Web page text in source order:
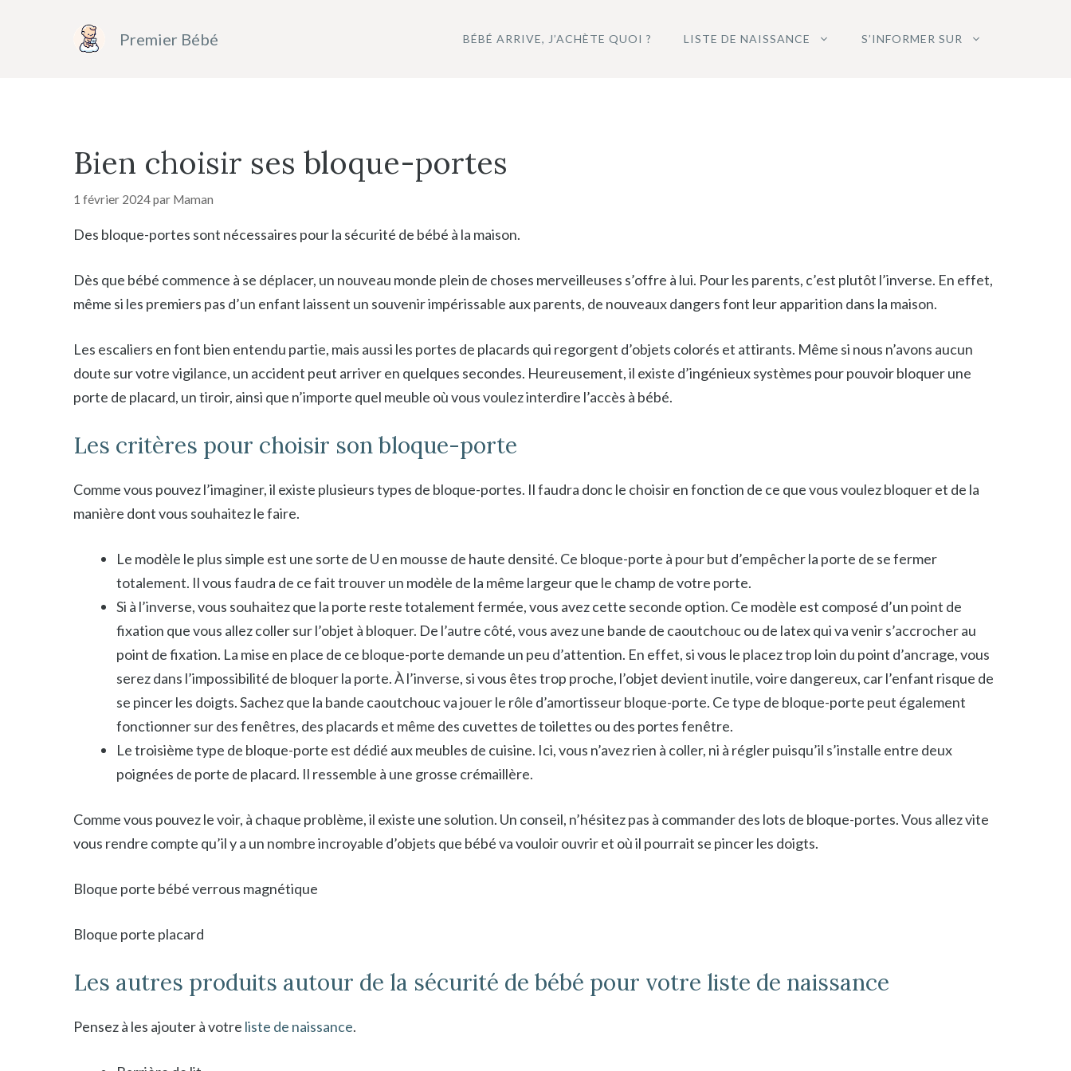
Premier Bébé BÉBÉ ARRIVE, J’ACHÈTE QUOI ? LISTE DE NAISSANCE S’INFORMER SUR
Bien choisir ses bloque-portes
1 février 2024par Maman
Des bloque-portes sont nécessaires pour la sécurité de bébé à la maison.
Dès que bébé commence à se déplacer, un nouveau monde plein de choses merveilleuses s’offre à lui. Pour les parents, c’est plutôt l’inverse. En effet,
même si les premiers pas d’un enfant laissent un souvenir impérissable aux parents, de nouveaux dangers font leur apparition dans la maison.
Les escaliers en font bien entendu partie, mais aussi les portes de placards qui regorgent d’objets colorés et attirants. Même si nous n’avons aucun
doute sur votre vigilance, un accident peut arriver en quelques secondes. Heureusement, il existe d’ingénieux systèmes pour pouvoir bloquer une
porte de placard, un tiroir, ainsi que n’importe quel meuble où vous voulez interdire l’accès à bébé.
Les critères pour choisir son bloque-porte
Comme vous pouvez l’imaginer, il existe plusieurs types de bloque-portes. Il faudra donc le choisir en fonction de ce que vous voulez bloquer et de la
manière dont vous souhaitez le faire.
Le modèle le plus simple est une sorte de U en mousse de haute densité. Ce bloque-porte à pour but d’empêcher la porte de se fermer
totalement. Il vous faudra de ce fait trouver un modèle de la même largeur que le champ de votre porte.
Si à l’inverse, vous souhaitez que la porte reste totalement fermée, vous avez cette seconde option. Ce modèle est composé d’un point de
fixation que vous allez coller sur l’objet à bloquer. De l’autre côté, vous avez une bande de caoutchouc ou de latex qui va venir s’accrocher au
point de fixation. La mise en place de ce bloque-porte demande un peu d’attention. En effet, si vous le placez trop loin du point d’ancrage, vous
serez dans l’impossibilité de bloquer la porte. À l’inverse, si vous êtes trop proche, l’objet devient inutile, voire dangereux, car l’enfant risque de
se pincer les doigts. Sachez que la bande caoutchouc va jouer le rôle d’amortisseur bloque-porte. Ce type de bloque-porte peut également
fonctionner sur des fenêtres, des placards et même des cuvettes de toilettes ou des portes fenêtre.
Le troisième type de bloque-porte est dédié aux meubles de cuisine. Ici, vous n’avez rien à coller, ni à régler puisqu’il s’installe entre deux
poignées de porte de placard. Il ressemble à une grosse crémaillère.
Comme vous pouvez le voir, à chaque problème, il existe une solution. Un conseil, n’hésitez pas à commander des lots de bloque-portes. Vous allez vite
vous rendre compte qu’il y a un nombre incroyable d’objets que bébé va vouloir ouvrir et où il pourrait se pincer les doigts.
Bloque porte bébé verrous magnétique
Bloque porte placard
Les autres produits autour de la sécurité de bébé pour votre liste de naissance
Pensez à les ajouter à votre liste de naissance.